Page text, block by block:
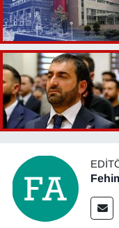
Sinema - TV
SİYASET
SPOR
TEKNOLOJİ
Turizm